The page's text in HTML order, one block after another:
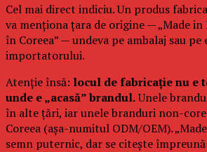
Cel mai direct indiciu. Un produs
va menționa țara de origine — „Made in
în Coreea” — undeva pe ambalaj sau pe
importatorului.
Atenție însă: locul de fabricație nu e
unde e „acasă” brandul.Unele
în alte țări, iar unele branduri non-
Coreea (așa-numitul ODM/OEM).
semn puternic, dar se citește